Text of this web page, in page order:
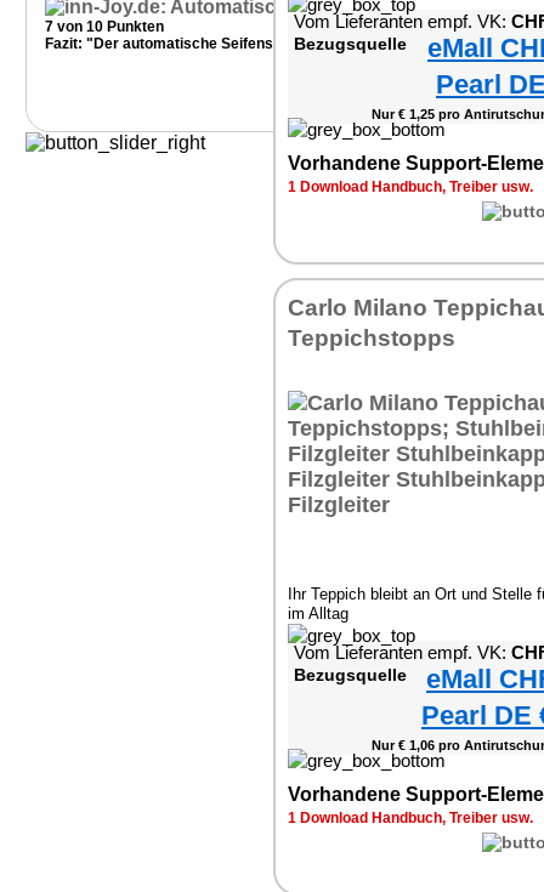
7 von 10 Punkten
Fazit: "Der automatische Seifenspender von Carlo Milano ist ein
Vom Lieferanten empf. VK:
Bezugsquelle
eMall
Pearl
Nur € 1,25 pro
Vorhandene Support-
1 Download Handbuch, Treiber usw.
Carlo Milano
Teppichstopps
Ihr Teppich bleibt an Ort und Stelle
im Alltag
Vom Lieferanten empf. VK:
Bezugsquelle
eMall
Pearl DE
Nur € 1,06 pro
Vorhandene Support-
1 Download Handbuch, Treiber usw.